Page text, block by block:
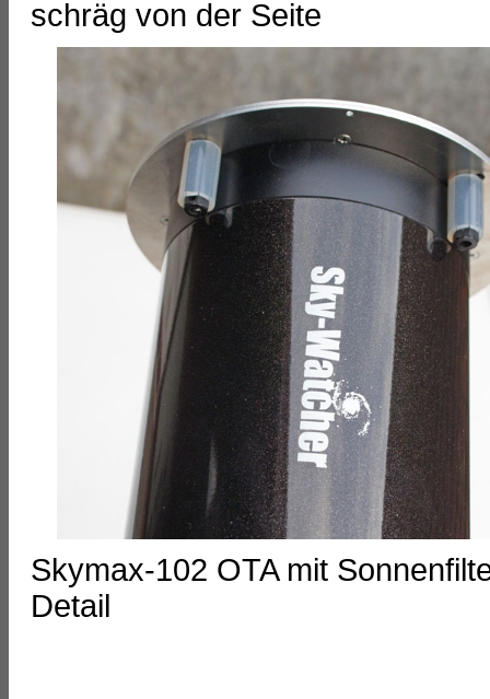
schräg von der Seite
Skymax-102 OTA mit
Detail